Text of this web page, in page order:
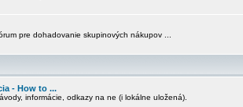
pre dohadovanie skupinových nákupov ...
- How to ...
informácie, odkazy na ne (i lokálne uložená).